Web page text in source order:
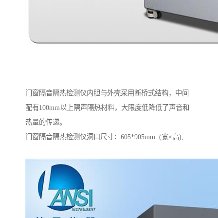
门窗隔音隔热检测仪内胆与外壳采用断桥式结构，中间
配有100mm以上隔声隔热材料，大限度低降低了声音和
热量的传递。
门窗隔音隔热检测仪洞口尺寸：605*905mm (宽×高);